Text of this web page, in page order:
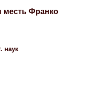
месть Франко
наук